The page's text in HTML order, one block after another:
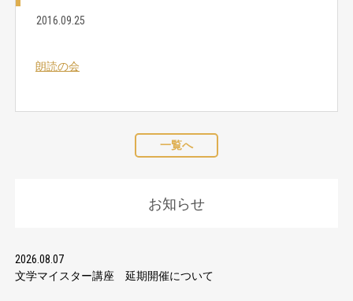
2016.09.25
朗読の会
一覧へ
お知らせ
2026.08.07
文学マイスター講座 延期開催について